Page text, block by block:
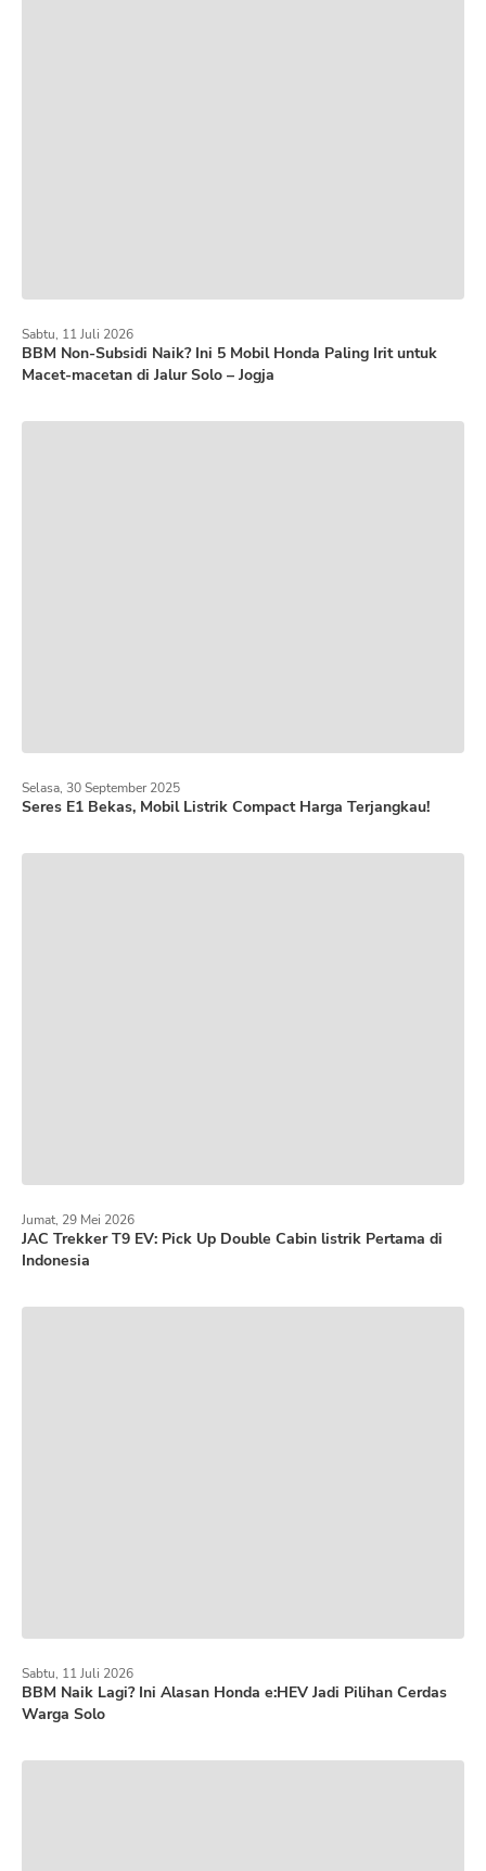
BBM Non-Subsidi Naik? Ini 5 Mobil Honda Paling Irit untuk
Macet-macetan di Jalur Solo – Jogja
Sabtu, 11 Juli 2026
Seres E1 Bekas, Mobil Listrik Compact Harga Terjangkau!
Selasa, 30 September 2025
JAC Trekker T9 EV: Pick Up Double Cabin listrik Pertama di
Indonesia
Jumat, 29 Mei 2026
BBM Naik Lagi? Ini Alasan Honda e:HEV Jadi Pilihan Cerdas
Warga Solo
Sabtu, 11 Juli 2026